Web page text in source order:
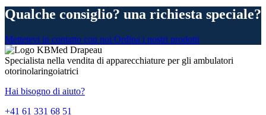
Qualche consiglio? una richiesta speciale?
Mettetevi in contatto con noi Ordina i nostri prodotti
Specialista nella vendita di apparecchiature per gli ambulatori
otorinolaringoiatrici
Hai bisogno di aiuto?
+41 61 331 68 51